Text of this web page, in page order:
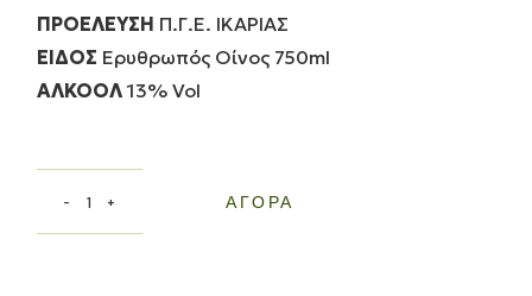
ΠΡΟΕΛΕΥΣΗ Π.Γ.Ε. ΙΚΑΡΙΑΣ
ΕΙΔΟΣ Ερυθρωπός Οίνος 750ml
ΑΛΚΟΟΛ13% Vol
ΑΓΟΡΆ